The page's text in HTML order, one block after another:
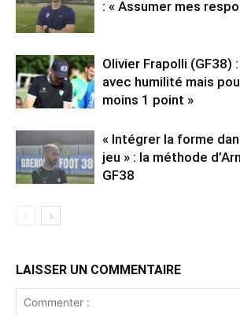
: « Assumer mes
Olivier Frapolli (GF38)
avec humilité mais
moins 1 point »
« Intégrer la forme
jeu » : la méthode
GF38
LAISSER UN COMMENTAIRE